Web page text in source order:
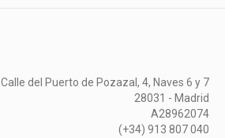
Calle del Puerto de Pozazal, 4, Naves 6 y 7
28031 - Madrid
A28962074
(+34) 913 807 040